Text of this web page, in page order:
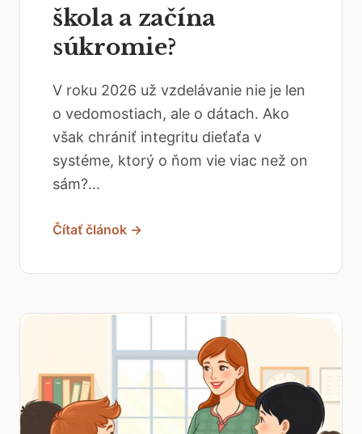
škola a začína
súkromie?
V roku 2026 už vzdelávanie nie je len
o vedomostiach, ale o dátach. Ako
však chrániť integritu dieťaťa v
systéme, ktorý o ňom vie viac než on
sám?...
Čítať článok →